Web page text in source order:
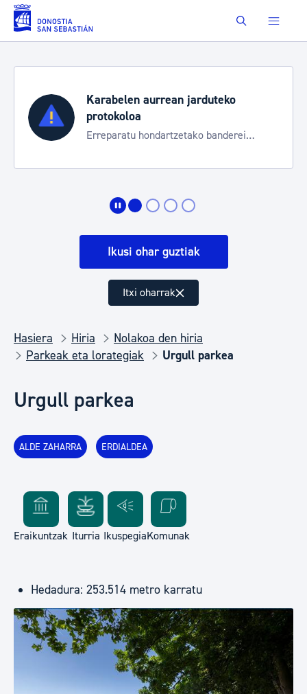
Eduki nagusira joan Buscar
Karabelen aurrean jarduteko
protokoloa
Erreparatu hondartzetako banderei
Ikusi ohar guztiak
Itxi oharrak
Hasiera Hiria
Nolakoa den hiria
Parkeak eta lorategiak
Urgull parkea
Urgull parkea
ALDE ZAHARRA ERDIALDEA
Eraikuntzak Iturria IkuspegiaKomunak
Hedadura: 253.514 metro karratu